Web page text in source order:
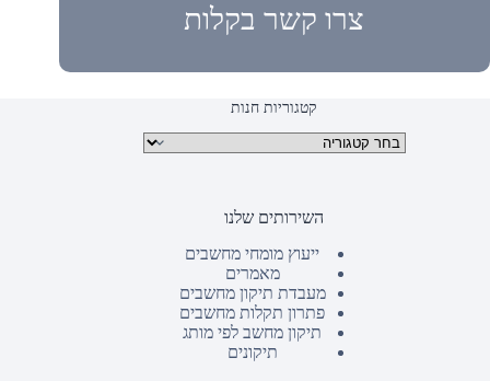
צרו קשר בקלות
קטגוריות חנות
קטגוריות מוצרים
השירותים שלנו
ייעוץ מומחי מחשבים
מאמרים
מעבדת תיקון מחשבים
פתרון תקלות מחשבים
תיקון מחשב לפי מותג
תיקונים